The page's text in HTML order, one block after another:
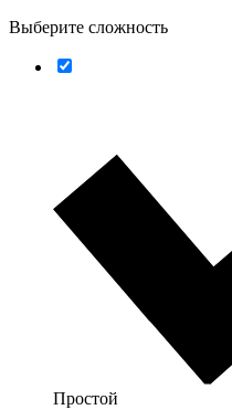
Выберите сложность
Простой